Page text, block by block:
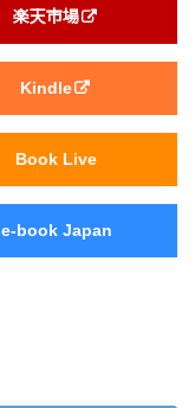
楽天市場
Kindle
Book Live
e-book Japan